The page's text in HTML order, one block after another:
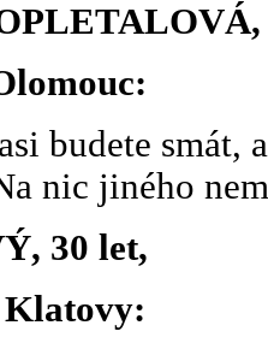
budete smát,
nic jiného
30 let,
Klatovy: